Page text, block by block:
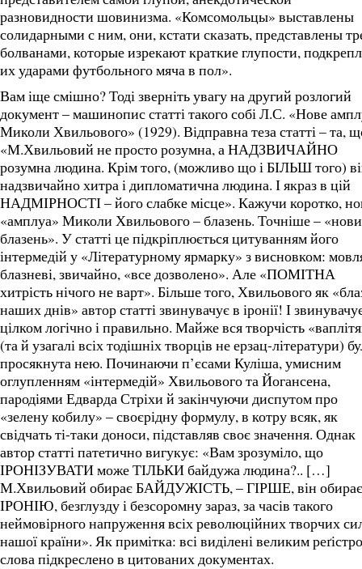
разновидности шовинизма. «Комсомольцы» выставлены
солидарными с ним, они, кстати сказать, представлены
болванами, которые изрекают краткие глупости,
их ударами футбольного мяча в пол».
Вам іще смішно? Тоді зверніть увагу на другий розлогий
документ – машинопис статті такого собі Л.С. «Нове
Миколи Хвильового» (1929). Відправна теза статті – та,
«М.Хвильовий не просто розумна, а НАДЗВИЧАЙНО
розумна людина. Крім того, (можливо що і БІЛЬШ того)
надзвичайно хитра і дипломатична людина. І якраз в цій
НАДМІРНОСТІ – його слабке місце». Кажучи коротко,
«амплуа» Миколи Хвильового – блазень. Точніше –
блазень». У статті це підкріплюється цитуванням його
інтермедій у «Літературному ярмарку» з висновком:
блазневі, звичайно, «все дозволено». Але «ПОМІТНА
хитрість нічого не варт». Більше того, Хвильового як
наших днів» автор статті звинувачує в іронії! І
цілком логічно і правильно. Майже вся творчість
(та й узагалі всіх тодішніх творців не ерзац-літератури)
просякнута нею. Починаючи п’єсами Куліша, умисним
оглупленням «інтермедій» Хвильового та Йогансена,
пародіями Едварда Стріхи й закінчуючи диспутом про
«зелену кобилу» – своєрідну формулу, в котру всяк, як
свідчать ті-таки доноси, підставляв своє значення. Однак
автор статті патетично вигукує: «Вам зрозуміло, що
ІРОНІЗУВАТИ може ТІЛЬКИ байдужа людина?.. […]
М.Хвильовий обирає БАЙДУЖІСТЬ, – ГІРШЕ, він обирає
ІРОНІЮ, безглузду і безсоромну зараз, за часів такого
неймовірного напруження всіх революційних творчих
нашої країни». Як примітка: всі виділені великим
слова підкреслено в цитованих документах.